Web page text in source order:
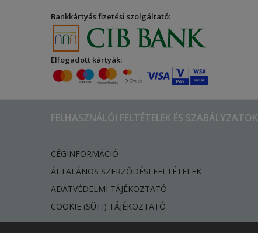
Bankkártyás fizetési szolgáltató:
Elfogadott kártyák:
FELHASZNÁLÓI FELTÉTELEK ÉS SZABÁLYZATOK
CÉGINFORMÁCIÓ
ÁLTALÁNOS SZERZŐDÉSI FELTÉTELEK
ADATVÉDELMI TÁJÉKOZTATÓ
​COOKIE (SÜTI) TÁJÉKOZTATÓ